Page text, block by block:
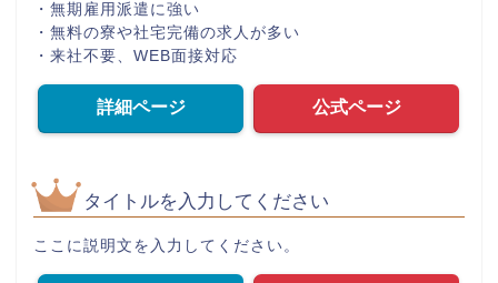
・無期雇用派遣に強い
・無料の寮や社宅完備の求人が多い
・来社不要、WEB面接対応
詳細ページ 公式ページ
タイトルを入力してください
ここに説明文を入力してください。